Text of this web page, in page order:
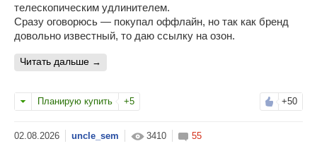
телескопическим удлинителем.
Сразу оговорюсь — покупал оффлайн, но так как бренд
довольно известный, то даю ссылку на озон.
читать дальше
Планирую купить +5 +50
uncle_sem 3410 55